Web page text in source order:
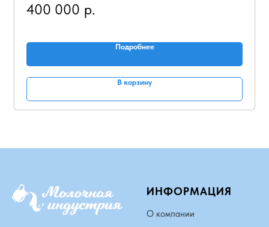
400 000 р.
Подробнее
В корзину
ИНФОРМАЦИЯ
О компании